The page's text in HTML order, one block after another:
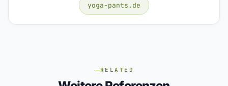
yoga-pants.de
RELATED